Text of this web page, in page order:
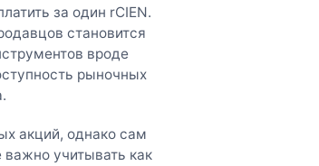
за один rCIEN.
становится
вроде
рыночных
акций, однако сам
учитывать как